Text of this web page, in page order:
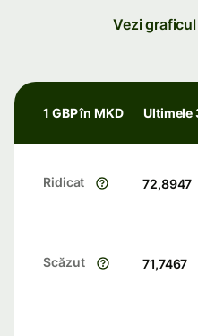
Vezi graficul
1 GBP în MKD Ultimele
Ridicat 72,8947
Scăzut 71,7467